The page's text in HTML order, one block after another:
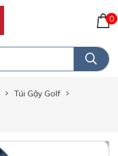
0
Túi Gậy Golf